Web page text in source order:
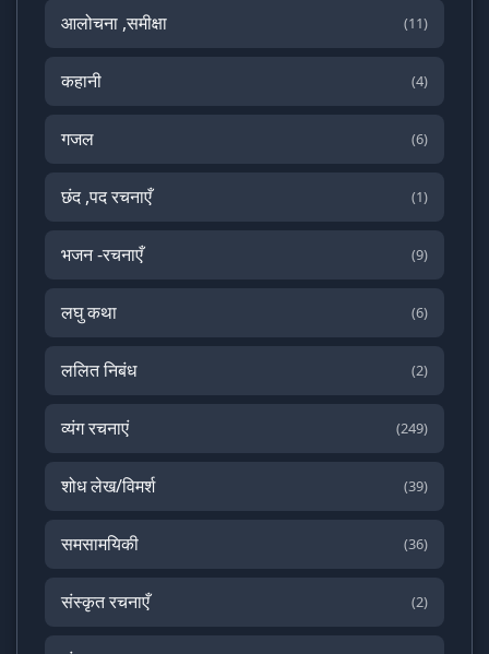
आलोचना ,समीक्षा (11)
कहानी (4)
गजल (6)
छंद ,पद रचनाएँ (1)
भजन -रचनाएँ (9)
लघु कथा (6)
ललित निबंध (2)
व्यंग रचनाएं (249)
शोध लेख/विमर्श (39)
समसामयिकी (36)
संस्कृत रचनाएँ (2)